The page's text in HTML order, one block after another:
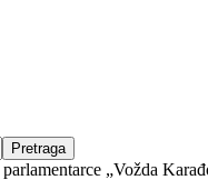
„Vožda